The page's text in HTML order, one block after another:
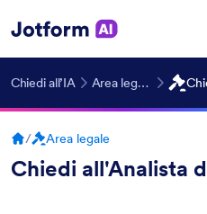
Chiedi all’IA Area legale
/ Area legale
Chiedi all'Analista